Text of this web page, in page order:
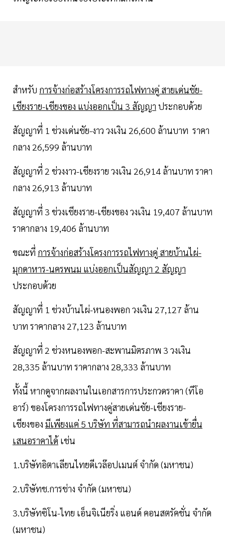
สำหรับ การจ้างก่อสร้างโครงการรถไฟทางคู่ สายเด่นชัย-
เชียงราย-เชียงของ แบ่งออกเป็น 3 สัญญา ประกอบด้วย
สัญญาที่ 1 ช่วงเด่นชัย-งาว วงเงิน 26,600 ล้านบาท ราคา
กลาง 26,599 ล้านบาท
สัญญาที่ 2 ช่วงงาว-เชียงราย วงเงิน 26,914 ล้านบาท ราคา
กลาง 26,913 ล้านบาท
สัญญาที่ 3 ช่วงเชียงราย-เชียงของ วงเงิน 19,407 ล้านบาท
ราคากลาง 19,406 ล้านบาท
ขณะที่ การจ้างก่อสร้างโครงการรถไฟทางคู่ สายบ้านไผ่-
มุกดาหาร-นครพนม แบ่งออกเป็นสัญญา 2 สัญญา
ประกอบด้วย
สัญญาที่ 1 ช่วงบ้านไผ่-หนองพอก วงเงิน 27,127 ล้าน
บาท ราคากลาง 27,123 ล้านบาท
สัญญาที่ 2 ช่วงหนองพอก-สะพานมิตรภาพ 3 วงเงิน
28,335 ล้านบาท ราคากลาง 28,333 ล้านบาท
ทั้งนี้ หากดูจากผลงานในเอกสารการประกวดราคา (ทีโอ
อาร์) ของโครงการรถไฟทางคู่สายเด่นชัย-เชียงราย-
เชียงของ มีเพียงแค่ 5 บริษัท ที่สามารถนำผลงานเข้ายื่น
เสนอราคาได้เช่น
1.บริษัทอิตาเลียนไทยดีเวล๊อปเมนต์ จำกัด (มหาชน)
2.บริษัทช.การช่าง จำกัด (มหาชน)
3.บริษัทซิโน-ไทย เอ็นจิเนียริ่ง แอนด์ คอนสตรัคชั่น จำกัด
(มหาชน)